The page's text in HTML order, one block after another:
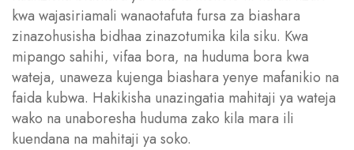
kwa wajasiriamali wanaotafuta fursa za biashara
zinazohusisha bidhaa zinazotumika kila siku. Kwa
mipango sahihi, vifaa bora, na huduma bora kwa
wateja, unaweza kujenga biashara yenye mafanikio na
faida kubwa. Hakikisha unazingatia mahitaji ya wateja
wako na unaboresha huduma zako kila mara ili
kuendana na mahitaji ya soko.